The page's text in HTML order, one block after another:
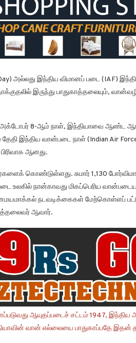
அல்லது இந்திய விமானப் படை (IAF)
இருந்து பாதுகாத்தலையும்,
8-ஆம் நாள், இந்தியாவை ஆண்ட
இந்திய வான்படை நாள் (Indian Air Force
ஆனது.
கொண்டுள்ளது. சுமார் 1,130
உலகில் நான்காவது மிகப்பெரிய
நடவடிக்கைகள் மேற்கொள்ளப்
ஆவார்.
ஆயுதப்படைச் சட்டம் 1947, இந்திய
வான் எல்லையை பாதுகாப்பதே